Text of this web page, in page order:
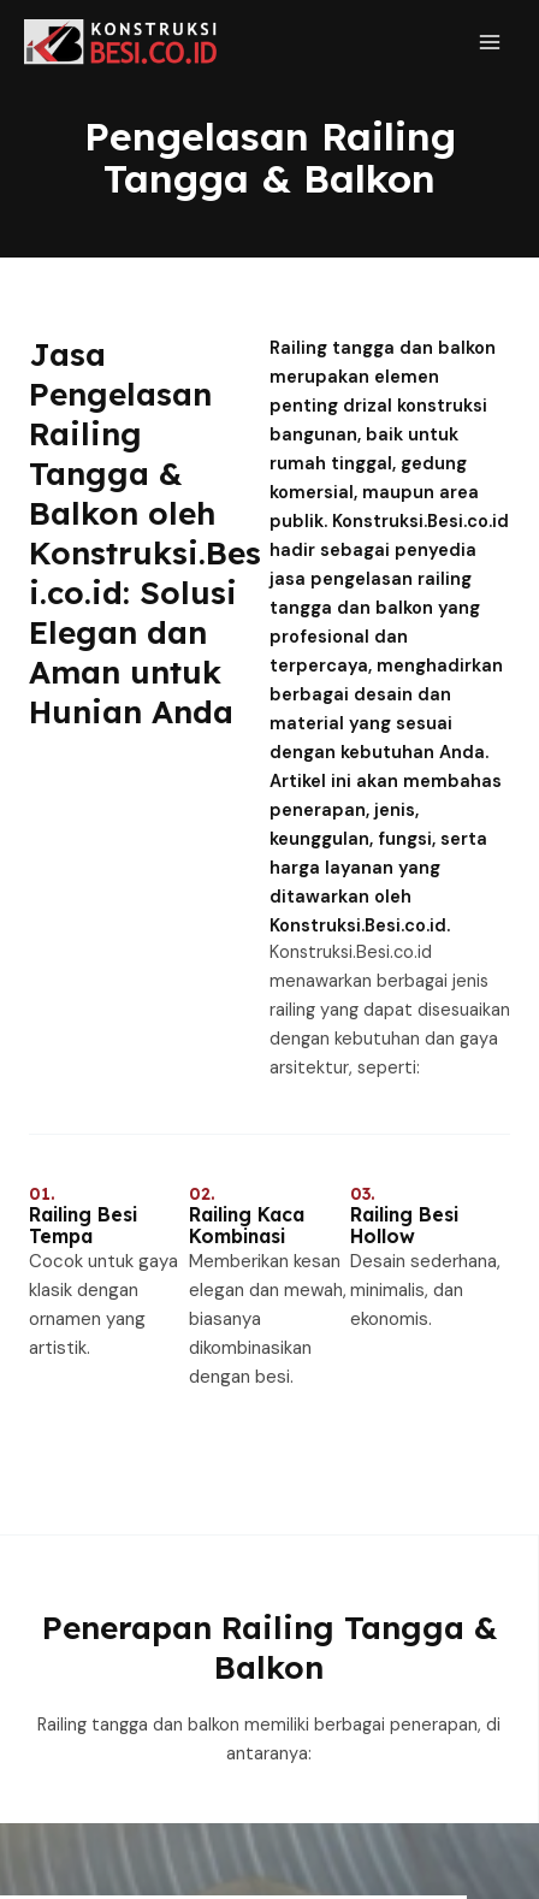
Pengelasan Railing
Tangga & Balkon
Jasa
Pengelasan
Railing
Tangga &
Balkon oleh
Konstruksi.Bes
i.co.id: Solusi
Elegan dan
Aman untuk
Hunian Anda
Railing tangga dan balkon
merupakan elemen
penting drizal konstruksi
bangunan, baik untuk
rumah tinggal, gedung
komersial, maupun area
publik. Konstruksi.Besi.co.id
hadir sebagai penyedia
jasa pengelasan railing
tangga dan balkon yang
profesional dan
terpercaya, menghadirkan
berbagai desain dan
material yang sesuai
dengan kebutuhan Anda.
Artikel ini akan membahas
penerapan, jenis,
keunggulan, fungsi, serta
harga layanan yang
ditawarkan oleh
Konstruksi.Besi.co.id.
Konstruksi.Besi.co.id
menawarkan berbagai jenis
railing yang dapat disesuaikan
dengan kebutuhan dan gaya
arsitektur, seperti:
01.
Railing Besi
Tempa
Cocok untuk gaya
klasik dengan
ornamen yang
artistik.
02.
Railing Kaca
Kombinasi
Memberikan kesan
elegan dan mewah,
biasanya
dikombinasikan
dengan besi.
03.
Railing Besi
Hollow
Desain sederhana,
minimalis, dan
ekonomis.
Penerapan Railing Tangga &
Balkon
Railing tangga dan balkon memiliki berbagai penerapan, di
antaranya: